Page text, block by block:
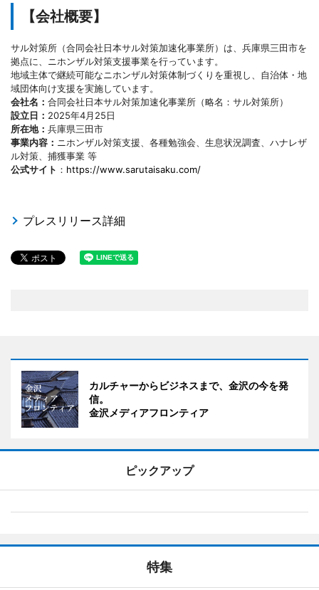
【会社概要】
サル対策所（合同会社日本サル対策加速化事業所）は、兵庫県三田市を
拠点に、ニホンザル対策支援事業を行っています。
地域主体で継続可能なニホンザル対策体制づくりを重視し、自治体・地
域団体向け支援を実施しています。
会社名： 合同会社日本サル対策加速化事業所（略名：サル対策所）
設立日： 2025年4月25日
所在地： 兵庫県三田市
事業内容： ニホンザル対策支援、各種勉強会、生息状況調査、ハナレザ
ル対策、捕獲事業 等
公式サイト ： https://www.sarutaisaku.com/
プレスリリース詳細
カルチャーからビジネスまで、金沢の今を発
信。
金沢メディアフロンティア
ピックアップ
特集